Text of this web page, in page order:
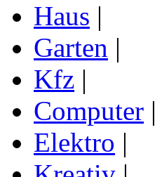
Haus |
Garten |
Kfz |
Computer |
Elektro |